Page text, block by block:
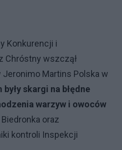
Konkurencji i
Chróstny wszczął
Martins Polska w
były skargi na błędne
warzyw i owoców
oraz
kontroli Inspekcji